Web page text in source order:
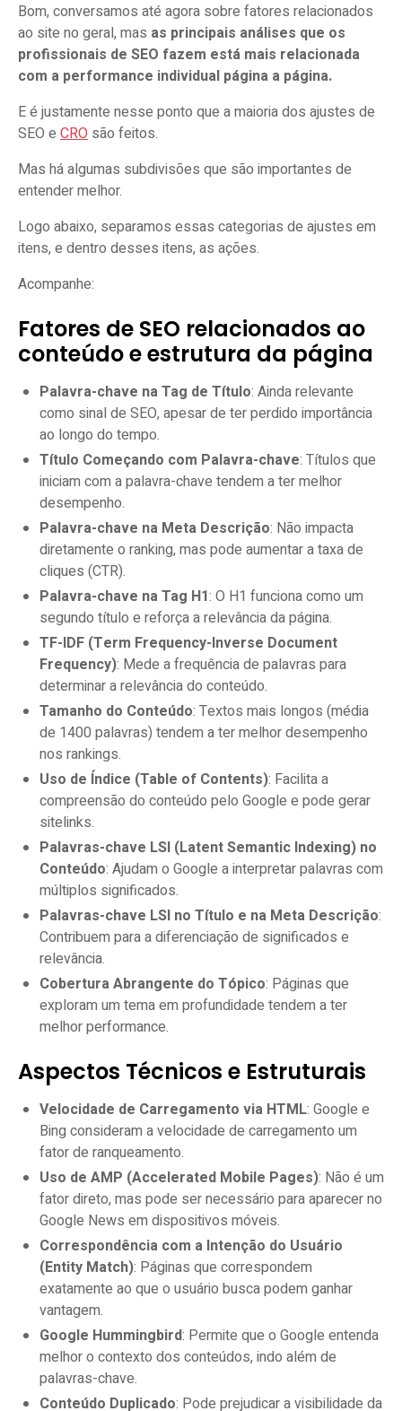
Bom, conversamos até agora sobre fatores relacionados
ao site no geral, mas as principais análises que os
profissionais de SEO fazem está mais relacionada
com a performance individual página a página.
E é justamente nesse ponto que a maioria dos ajustes de
SEO e CRO são feitos.
Mas há algumas subdivisões que são importantes de
entender melhor.
Logo abaixo, separamos essas categorias de ajustes em
itens, e dentro desses itens, as ações.
Acompanhe:
Fatores de SEO relacionados ao
conteúdo e estrutura da página
Palavra-chave na Tag de Título: Ainda relevante
como sinal de SEO, apesar de ter perdido importância
ao longo do tempo.
Título Começando com Palavra-chave: Títulos que
iniciam com a palavra-chave tendem a ter melhor
desempenho.
Palavra-chave na Meta Descrição: Não impacta
diretamente o ranking, mas pode aumentar a taxa de
cliques (CTR).
Palavra-chave na Tag H1: O H1 funciona como um
segundo título e reforça a relevância da página.
TF-IDF (Term Frequency-Inverse Document
Frequency): Mede a frequência de palavras para
determinar a relevância do conteúdo.
Tamanho do Conteúdo: Textos mais longos (média
de 1400 palavras) tendem a ter melhor desempenho
nos rankings.
Uso de Índice (Table of Contents): Facilita a
compreensão do conteúdo pelo Google e pode gerar
sitelinks.
Palavras-chave LSI (Latent Semantic Indexing) no
Conteúdo: Ajudam o Google a interpretar palavras com
múltiplos significados.
Palavras-chave LSI no Título e na Meta Descrição:
Contribuem para a diferenciação de significados e
relevância.
Cobertura Abrangente do Tópico: Páginas que
exploram um tema em profundidade tendem a ter
melhor performance.
Aspectos Técnicos e Estruturais
Velocidade de Carregamento via HTML: Google e
Bing consideram a velocidade de carregamento um
fator de ranqueamento.
Uso de AMP (Accelerated Mobile Pages): Não é um
fator direto, mas pode ser necessário para aparecer no
Google News em dispositivos móveis.
Correspondência com a Intenção do Usuário
(Entity Match): Páginas que correspondem
exatamente ao que o usuário busca podem ganhar
vantagem.
Google Hummingbird: Permite que o Google entenda
melhor o contexto dos conteúdos, indo além de
palavras-chave.
Conteúdo Duplicado: Pode prejudicar a visibilidade da